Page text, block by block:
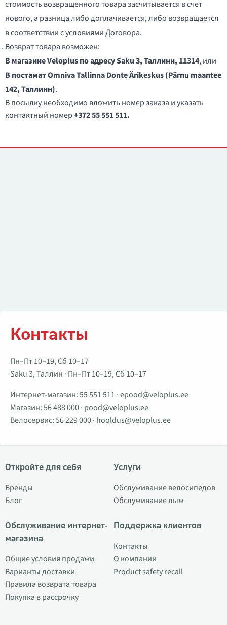
стоимость возвращенного товара засчитывается в счет
нового, а разница либо доплачивается, либо возвращается
в соответствии с условиями Договора.
Возврат товара возможен:
В магазине Veloplus по адресу Saku 3, Таллинн, 11314, или
В постамат Omniva Tallinna Donte Ärikeskus (Pärnu maantee
142, Таллинн).
В посылку необходимо вложить номер заказа и указать
контактный номер+372 55 551 511.
Контакты
Пн–Пт 10–19, Сб 10–17
Saku 3, Таллин · Пн–Пт 10–19, Сб 10–17
Интернет-магазин:55 551 511 ·epood@veloplus.ee
Магазин:56 488 000· pood@veloplus.ee
Велосервис:56 229 000· hooldus@veloplus.ee
Откройте для себя
Бренды
Блог
Обслуживание интернет-
магазина
Общие условия продажи
Варианты доставки
Правила возврата товара
Покупка в рассрочку
Услуги
Обслуживание велосипедов
Обслуживание лыж
Поддержка клиентов
Контакты
О компании
Product safety recall